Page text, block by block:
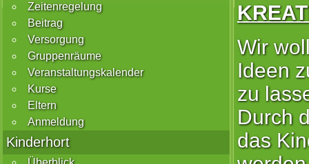
Zeitenregelung
Beitrag
Versorgung
Gruppenräume
Veranstaltungskalender
Kurse
Eltern
Anmeldung
Kinderhort
Wir
Ideen
zu
Durch
das